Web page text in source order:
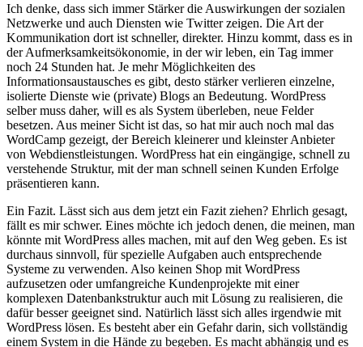
Ich denke, dass sich immer Stärker die Auswirkungen der sozialen
Netzwerke und auch Diensten wie Twitter zeigen. Die Art der
Kommunikation dort ist schneller, direkter. Hinzu kommt, dass es in
der Aufmerksamkeitsökonomie, in der wir leben, ein Tag immer
noch 24 Stunden hat. Je mehr Möglichkeiten des
Informationsaustausches es gibt, desto stärker verlieren einzelne,
isolierte Dienste wie (private) Blogs an Bedeutung. WordPress
selber muss daher, will es als System überleben, neue Felder
besetzen. Aus meiner Sicht ist das, so hat mir auch noch mal das
WordCamp gezeigt, der Bereich kleinerer und kleinster Anbieter
von Webdienstleistungen. WordPress hat ein eingängige, schnell zu
verstehende Struktur, mit der man schnell seinen Kunden Erfolge
präsentieren kann.
Ein Fazit. Lässt sich aus dem jetzt ein Fazit ziehen? Ehrlich gesagt,
fällt es mir schwer. Eines möchte ich jedoch denen, die meinen, man
könnte mit WordPress alles machen, mit auf den Weg geben. Es ist
durchaus sinnvoll, für spezielle Aufgaben auch entsprechende
Systeme zu verwenden. Also keinen Shop mit WordPress
aufzusetzen oder umfangreiche Kundenprojekte mit einer
komplexen Datenbankstruktur auch mit Lösung zu realisieren, die
dafür besser geeignet sind. Natürlich lässt sich alles irgendwie mit
WordPress lösen. Es besteht aber ein Gefahr darin, sich vollständig
einem System in die Hände zu begeben. Es macht abhängig und es